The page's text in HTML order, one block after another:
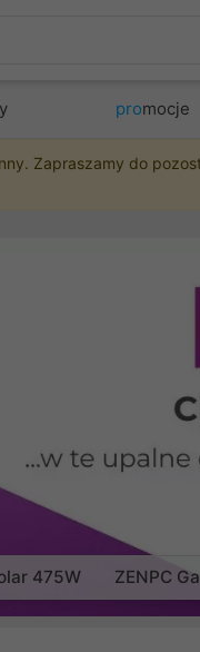
promocje
Zapraszamy do
475W ZENPC